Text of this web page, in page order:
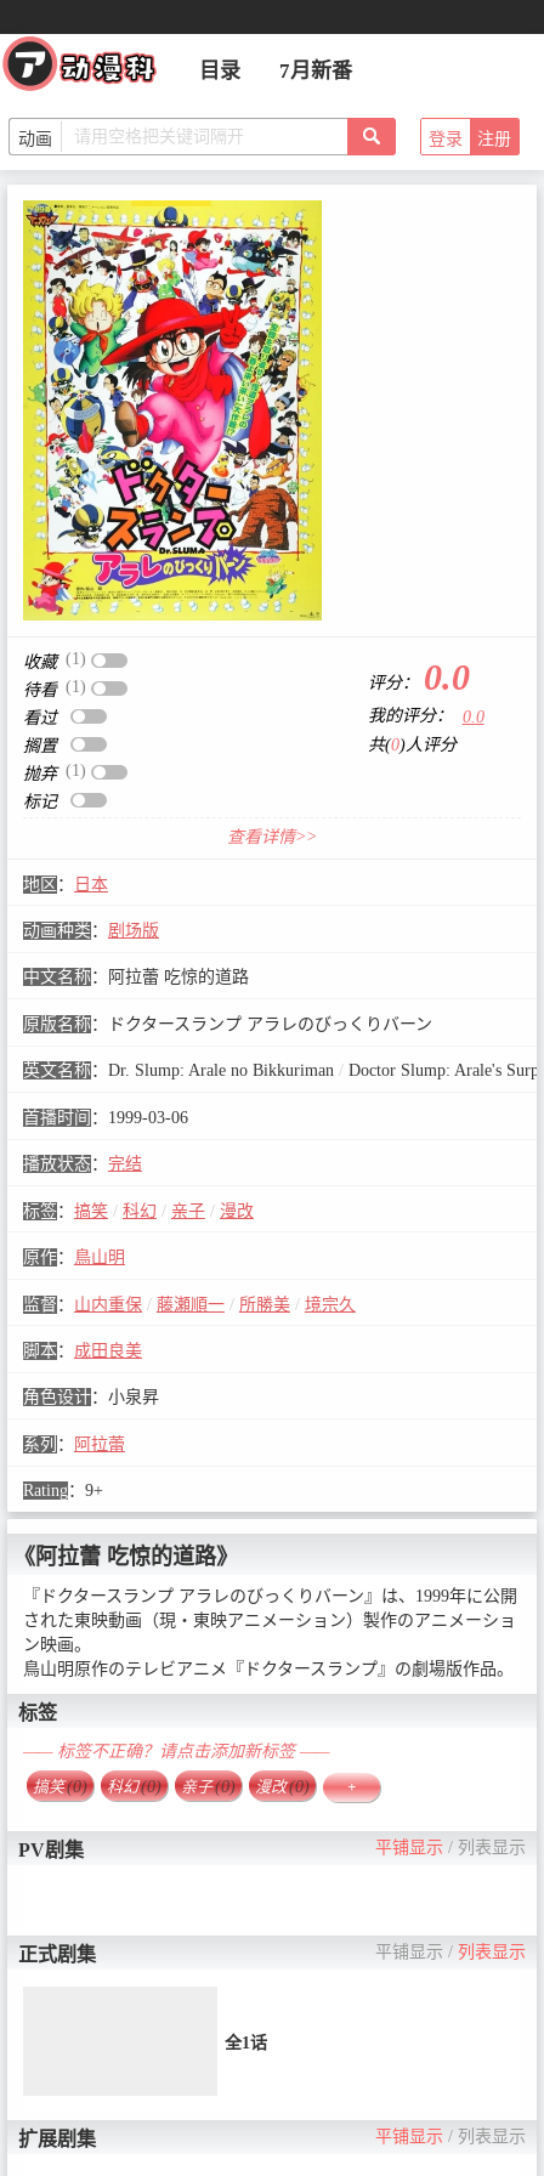
目录 7月新番
登录 注册
收藏 (1)
待看 (1)
看过
搁置
抛弃 (1)
标记
评分： 0.0
我的评分：
0.0
共(0)人评分
查看详情>>
地区 ： 日本
动画种类 ： 剧场版
中文名称： 阿拉蕾 吃惊的道路
原版名称： ドクタースランプ アラレのびっくりバーン
英文名称： Dr. Slump: Arale no Bikkuriman /Doctor Slump: Arale's
首播时间 ： 1999-03-06
播放状态： 完结
标签： 搞笑 / 科幻 / 亲子 / 漫改
原作： 鳥山明
监督 ： 山内重保 / 藤瀬順一 / 所勝美 / 境宗久
脚本： 成田良美
角色设计： 小泉昇
系列 ： 阿拉蕾
Rating： 9+
《阿拉蕾 吃惊的道路》
『ドクタースランプ アラレのびっくりバーン』は、1999年に公開
された東映動画（現・東映アニメーション）製作のアニメーショ
ン映画。
鳥山明原作のテレビアニメ『ドクタースランプ』の劇場版作品。
标签
—— 标签不正确？请点击添加新标签 ——
搞笑(0) 科幻(0) 亲子(0) 漫改(0) +
PV剧集 平铺显示 / 列表显示
正式剧集 平铺显示 / 列表显示
全1话
扩展剧集 平铺显示 / 列表显示